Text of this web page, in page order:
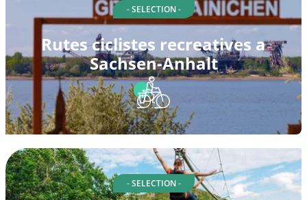
- SELECTION -
Rutes ciclistes recreatives a
Sachsen-Anhalt
- SELECTION -